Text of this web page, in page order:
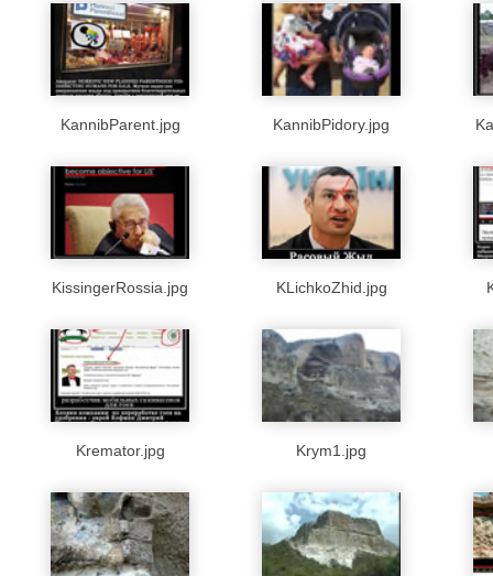
KannibParent.jpg KannibPidory.jpg
KissingerRossia.jpg KLichkoZhid.jpg
Kremator.jpg Krym1.jpg